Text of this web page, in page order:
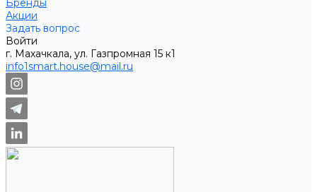
Бренды
Акции
Задать вопрос
Войти
г. Махачкала, ул. Газпромная 15 к1
info1smart.house@mail.ru